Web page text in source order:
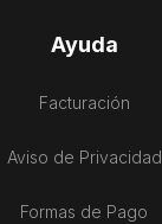
Ayuda
Facturación
Aviso de Privacidad
Formas de Pago